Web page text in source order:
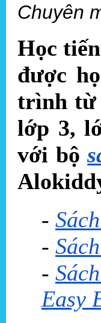
Chuyên
Học
được
trình từ
lớp 3,
với bộ
-
-
-
Easy